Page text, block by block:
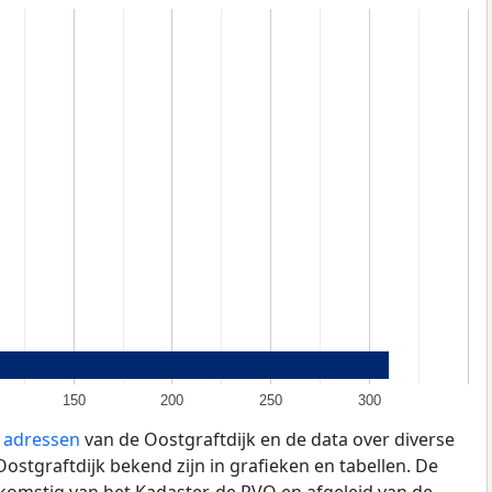
150 200 250 300
van de Oostgraftdijk en de data over diverse
bekend zijn in grafieken en tabellen. De